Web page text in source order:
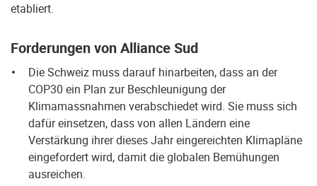
etabliert.
Forderungen von Alliance Sud
Die Schweiz muss darauf hinarbeiten, dass an der
COP30 ein Plan zur Beschleunigung der
Klimamassnahmen verabschiedet wird. Sie muss sich
dafür einsetzen, dass von allen Ländern eine
Verstärkung ihrer dieses Jahr eingereichten Klimapläne
eingefordert wird, damit die globalen Bemühungen
ausreichen.